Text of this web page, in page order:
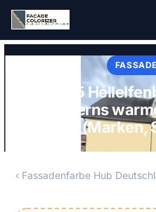
Zum Hauptinhalt springen
RAL 1015
Bayerns
(Marken,
‹ Fassadenfarbe Hub